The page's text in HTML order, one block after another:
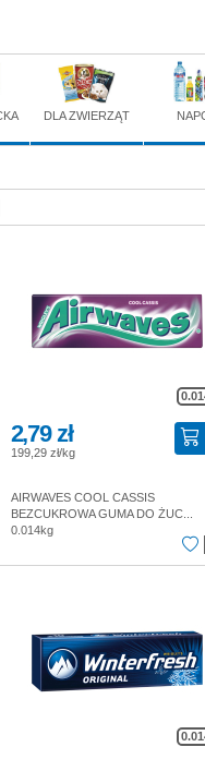
DLA ZWIERZĄT
2,79 zł
199,29 zł/kg
AIRWAVES COOL CASSIS
BEZCUKROWA GUMA DO ŻUC...
0.014kg